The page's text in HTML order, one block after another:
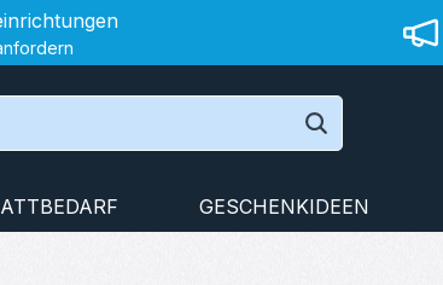
GESCHENKIDEEN